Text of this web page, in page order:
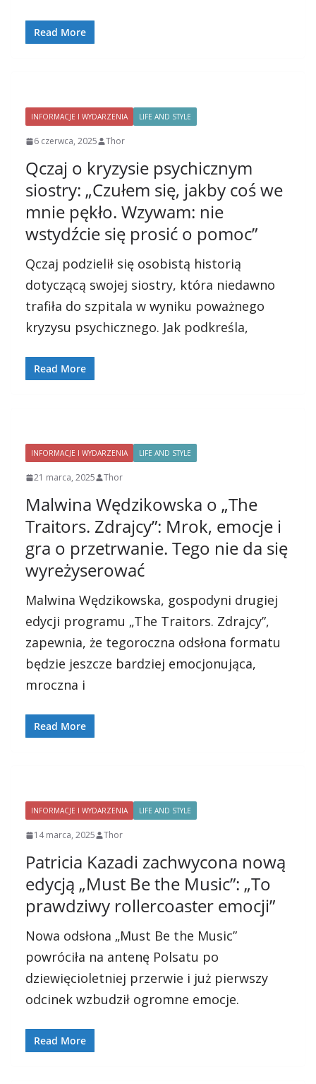
Read More
INFORMACJE I WYDARZENIA LIFE AND STYLE
6 czerwca, 2025 Thor
Qczaj o kryzysie psychicznym
siostry: „Czułem się, jakby coś we
mnie pękło. Wzywam: nie
wstydźcie się prosić o pomoc”
Qczaj podzielił się osobistą historią
dotyczącą swojej siostry, która niedawno
trafiła do szpitala w wyniku poważnego
kryzysu psychicznego. Jak podkreśla,
Read More
INFORMACJE I WYDARZENIA LIFE AND STYLE
21 marca, 2025 Thor
Malwina Wędzikowska o „The
Traitors. Zdrajcy”: Mrok, emocje i
gra o przetrwanie. Tego nie da się
wyreżyserować
Malwina Wędzikowska, gospodyni drugiej
edycji programu „The Traitors. Zdrajcy”,
zapewnia, że tegoroczna odsłona formatu
będzie jeszcze bardziej emocjonująca,
mroczna i
Read More
INFORMACJE I WYDARZENIA LIFE AND STYLE
14 marca, 2025 Thor
Patricia Kazadi zachwycona nową
edycją „Must Be the Music”: „To
prawdziwy rollercoaster emocji”
Nowa odsłona „Must Be the Music”
powróciła na antenę Polsatu po
dziewięcioletniej przerwie i już pierwszy
odcinek wzbudził ogromne emocje.
Read More